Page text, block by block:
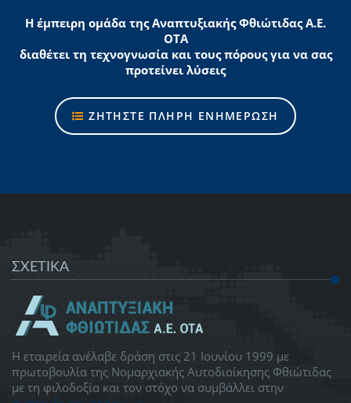
Η έμπειρη ομάδα της Αναπτυξιακής Φθιώτιδας Α.Ε.
ΟΤΑ
διαθέτει τη τεχνογνωσία και τους πόρους για να σας
προτείνει λύσεις
ΖΗΤΗΣΤΕ ΠΛΗΡΗ ΕΝΗΜΕΡΩΣΗ
ΣΧΕΤΙΚΑ
Η εταιρεία ανέλαβε δράση στις 21 Ιουνίου 1999 με
πρωτοβουλία της Νομαρχιακής Αυτοδιοίκησης Φθιώτιδας
με τη φιλοδοξία και τον στόχο να συμβάλλει στην